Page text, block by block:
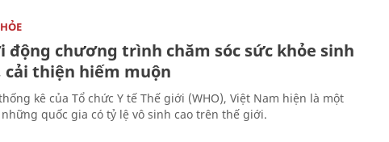
động chương trình chăm sóc sức khỏe sinh
cải thiện hiếm muộn
kê của Tổ chức Y tế Thế giới (WHO), Việt Nam hiện là một
quốc gia có tỷ lệ vô sinh cao trên thế giới.